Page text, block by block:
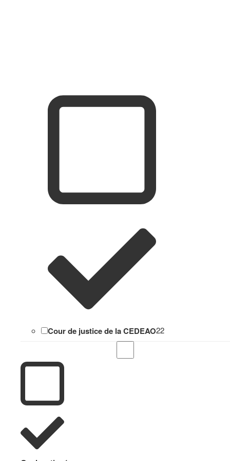
Cour de justice de la CEDEAO22